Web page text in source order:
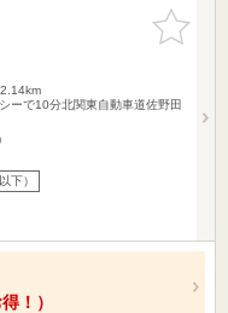
お気に入
りに追加
ーで10分北関東自動車道佐野田
下）
！）